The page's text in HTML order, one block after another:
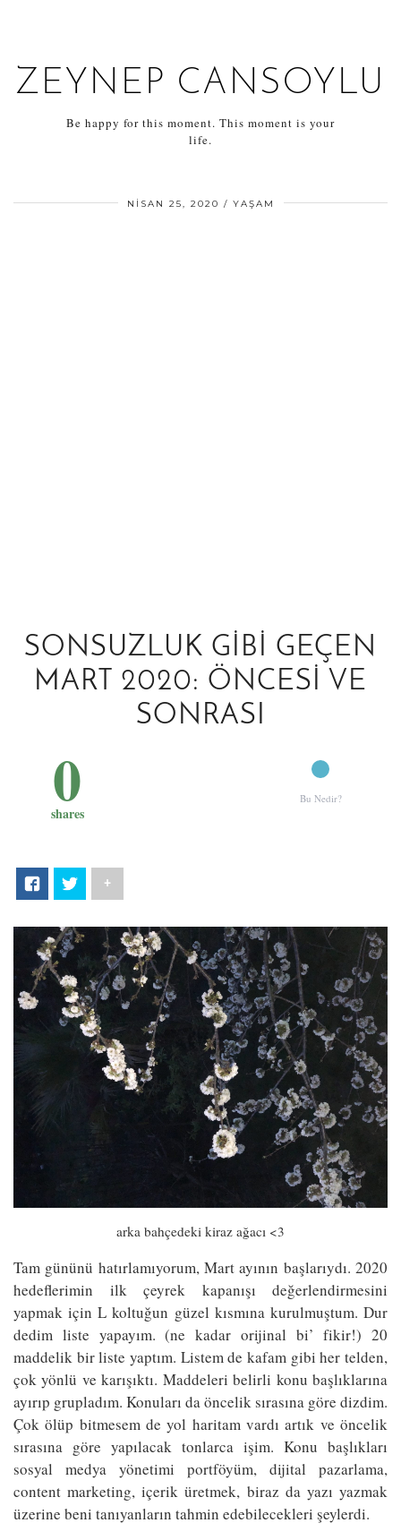
ZEYNEP CANSOYLU
Be happy for this moment. This moment is your
life.
NISAN 25, 2020 YAŞAM
SONSUZLUK GIBI GEÇEN
MART 2020: ÖNCESI VE
SONRASI
0
shares
+
Bu Nedir?
arka bahçedeki kiraz ağacı <3
Tam gününü hatırlamıyorum, Mart ayının başlarıydı. 2020
hedeflerimin ilk çeyrek kapanışı değerlendirmesini
yapmak için L koltuğun güzel kısmına kurulmuştum. Dur
dedim liste yapayım. (ne kadar orijinal bi’ fikir!) 20
maddelik bir liste yaptım. Listem de kafam gibi her telden,
çok yönlü ve karışıktı. Maddeleri belirli konu başlıklarına
ayırıp grupladım. Konuları da öncelik sırasına göre dizdim.
Çok ölüp bitmesem de yol haritam vardı artık ve öncelik
sırasına göre yapılacak tonlarca işim. Konu başlıkları
sosyal medya yönetimi portföyüm, dijital pazarlama,
content marketing, içerik üretmek, biraz da yazı yazmak
üzerine beni tanıyanların tahmin edebilecekleri şeylerdi.